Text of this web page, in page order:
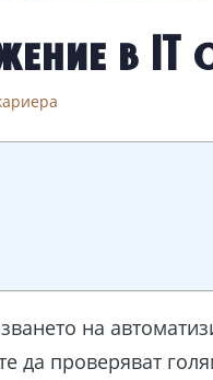
в IT
на
да проверяват